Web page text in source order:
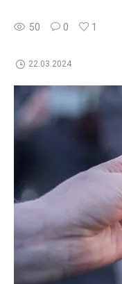
50 0 1
22.03.2024